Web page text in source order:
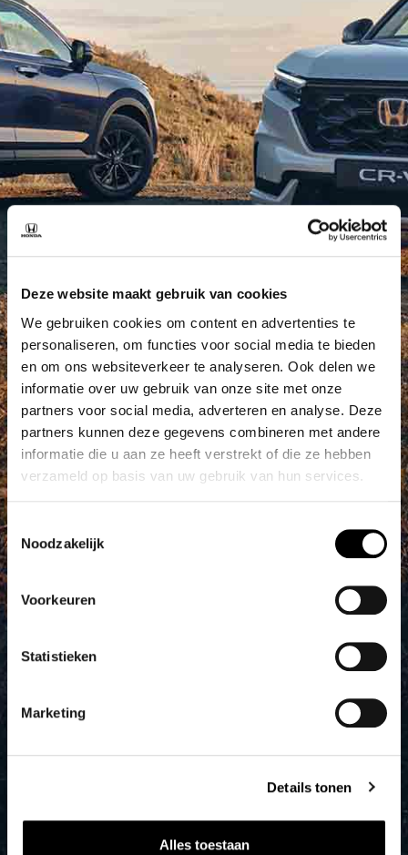
Deze website maakt gebruik van cookies
We gebruiken cookies om content en advertenties te
personaliseren, om functies voor social media te bieden
en om ons websiteverkeer te analyseren. Ook delen we
informatie over uw gebruik van onze site met onze
partners voor social media, adverteren en analyse. Deze
partners kunnen deze gegevens combineren met andere
informatie die u aan ze heeft verstrekt of die ze hebben
verzameld op basis van uw gebruik van hun services.
Toestemmingsselectie
Noodzakelijk
Voorkeuren
Statistieken
Marketing
Details tonen
Alles toestaan